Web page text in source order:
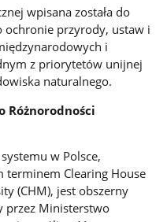
wpisana została do
przyrody, ustaw i
i
z priorytetów unijnej
naturalnego.
Różnorodności
w Polsce,
terminem Clearing House
(CHM), jest obszerny
przez Ministerstwo